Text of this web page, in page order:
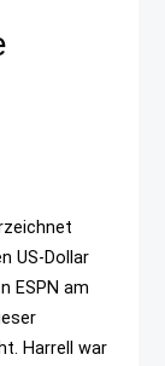
US-Dollar
ESPN am
Harrell war